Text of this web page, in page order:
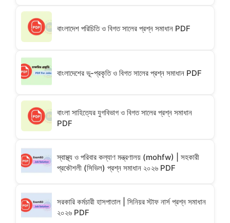
বাংলাদেশ পরিচিতি ও বিগত সালের প্রশ্ন সমাধান PDF
বাংলাদেশের ভূ-প্রকৃতি ও বিগত সালের প্রশ্ন সমাধান PDF
বাংলা সাহিত্যের যুগবিভাগ ও বিগত সালের প্রশ্ন সমাধান
PDF
স্বাস্থ্য ও পরিবার কল্যাণ মন্ত্রণালয় (mohfw) | সহকারী
প্রকৌশলী (সিভিল) প্রশ্ন সমাধান ২০২৬ PDF
সরকারি কর্মচারী হাসপাতাল | সিনিয়র স্টাফ নার্স প্রশ্ন সমাধান
২০২৬ PDF